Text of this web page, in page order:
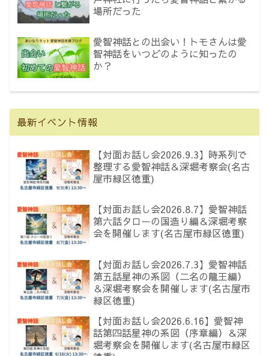
場所だった
愛智神話との出会い！トモさんは愛
智神話をいつどのように知ったの
か？
最新イベント情報
【対面お話し会2026.9.3】時系列で
整理する愛智神話＆深堀考察会(名古
屋市緑区徳重)
【対面お話し会2026.8.7】愛智神話
第六話タローの国造り編＆深堀考察
会を開催します(名古屋市緑区徳重)
【対面お話し会2026.7.3】愛智神話
第五話星神の系図（二名の龍王編）
＆深堀考察会を開催します(名古屋市
緑区徳重)
【対面お話し会2026.6.16】愛智神
話第四話星神の系図（序章編）＆深
堀考察会を開催します(名古屋市緑区